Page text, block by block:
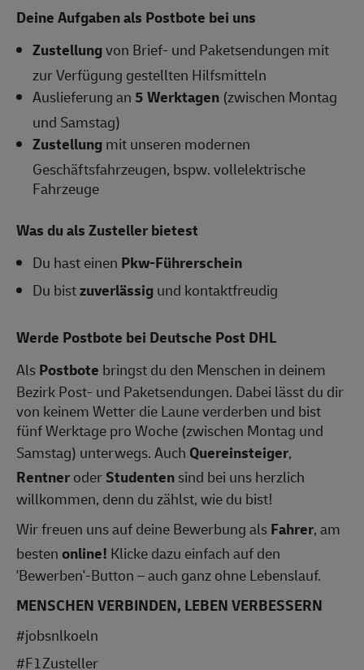
Deine Aufgaben als Postbote bei uns
Zustellungvon Brief- und Paketsendungen mit
zur Verfügung gestellten Hilfsmitteln
Auslieferung an5 Werktagen (zwischen Montag
und Samstag)
Zustellungmit unseren modernen
Geschäftsfahrzeugen, bspw. vollelektrische
Fahrzeuge
Was du als Zusteller bietest
Du hast einen Pkw-Führerschein
Du bistzuverlässigund kontaktfreudig
Werde Postbote bei Deutsche Post DHL
AlsPostbote bringst du den Menschen in deinem
Bezirk Post- und Paketsendungen. Dabei lässt du dir
von keinem Wetter die Laune verderben und bist
fünf Werktage pro Woche (zwischen Montag und
Samstag) unterwegs. Auch Quereinsteiger,
RentneroderStudentensind bei uns herzlich
willkommen, denn du zählst, wie du bist!
Wir freuen uns auf deine Bewerbung alsFahrer, am
bestenonline! Klicke dazu einfach auf den
'Bewerben'-Button – auch ganz ohne Lebenslauf.
MENSCHEN VERBINDEN, LEBEN VERBESSERN
#jobsnlkoeln
#F1Zusteller